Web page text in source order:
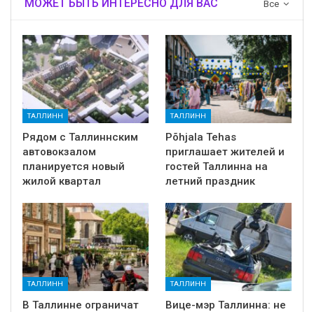
Все
МОЖЕТ БЫТЬ ИНТЕРЕСНО ДЛЯ ВАС
ТАЛЛИНН
Рядом с Таллиннским
автовокзалом
планируется новый
жилой квартал
ТАЛЛИНН
Põhjala Tehas
приглашает жителей и
гостей Таллинна на
летний праздник
ТАЛЛИНН
В Таллинне ограничат
ТАЛЛИНН
Вице-мэр Таллинна: не